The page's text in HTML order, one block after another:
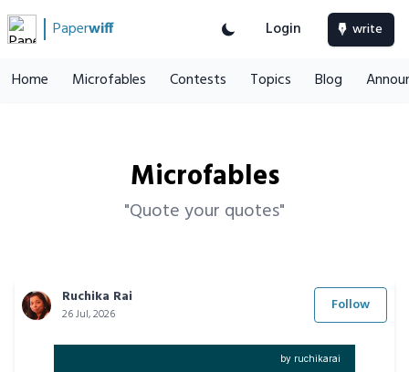
Paperwiff Login write
Home Microfables Contests Topics Blog
Microfables
"Quote your quotes"
Ruchika Rai
26 Jul, 2026 Follow
by ruchikarai